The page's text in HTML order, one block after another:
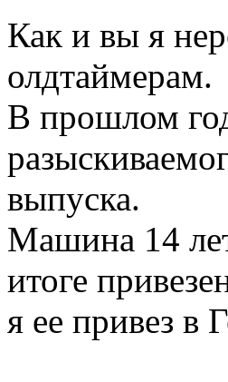
Как и вы я
олдтаймерам.
В прошлом
выпуска.
Машина 14
итоге
я ее привез в